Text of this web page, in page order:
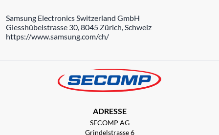
Samsung Electronics Switzerland GmbH
Giesshübelstrasse 30, 8045 Zürich, Schweiz
https://www.samsung.com/ch/
ADRESSE
SECOMP AG
Grindelstrasse 6